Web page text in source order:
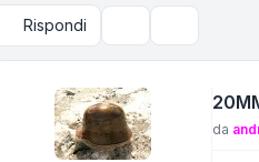
Rispondi
da